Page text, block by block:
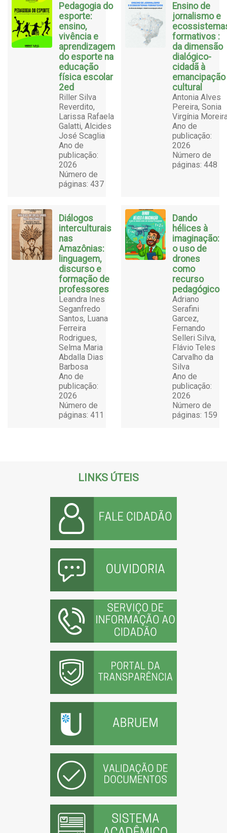
Pedagogia do
esporte:
ensino,
vivência e
aprendizagem
do esporte na
educação
física escolar
2ed
Riller Silva
Reverdito,
Larissa Rafaela
Galatti, Alcides
José Scaglia
Ano de
publicação:
2026
Número de
páginas: 437
Ensino de
jornalismo e
formativos :
da dimensão
dialógico-
cidadã à
emancipação
cultural
Antonia Alves
Pereira, Sonia
Virgínia
Ano de
publicação:
2026
Número de
páginas: 448
Diálogos
interculturais
nas
Amazônias:
linguagem,
discurso e
formação de
professores
Leandra Ines
Seganfredo
Santos, Luana
Ferreira
Rodrigues,
Selma Maria
Abdalla Dias
Barbosa
Ano de
publicação:
2026
Número de
páginas: 411
Dando
hélices à
imaginação:
o uso de
drones
como
recurso
pedagógico
Adriano
Serafini
Garcez,
Fernando
Selleri Silva,
Flávio Teles
Carvalho da
Silva
Ano de
publicação:
2026
Número de
páginas: 159
LINKS ÚTEIS